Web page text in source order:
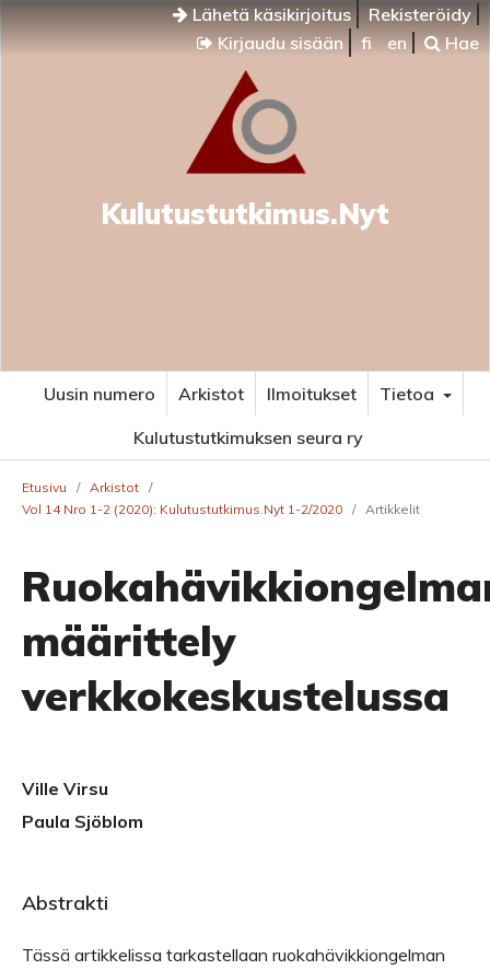
Lähetä käsikirjoitus
Rekisteröidy
Kirjaudu sisään
fi en Hae
Kulutustutkimus.Nyt
Uusin numero Arkistot Ilmoitukset
Tietoa
Kulutustutkimuksen seura ry
Etusivu / Arkistot /
Vol 14 Nro 1-2 (2020): Kulutustutkimus.Nyt 1-2/2020 / Artikkelit
määrittely
verkkokeskustelussa
Ville Virsu
Paula Sjöblom
Abstrakti
Tässä artikkelissa tarkastellaan ruokahävikkiongelman